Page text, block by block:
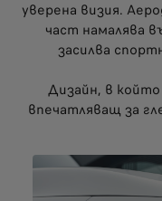
уверена визия.
част намалява
засилва
Дизайн, в
впечатляващ за